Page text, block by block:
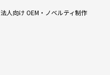
法人向け OEM・ノベルティ制作